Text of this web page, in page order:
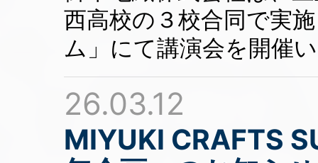
西高校の３校合同で実
ム」にて講演会を開催
26.03.12
MIYUKI CRAFTS